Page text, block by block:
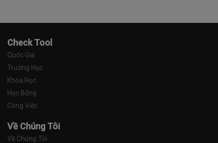
Check Tool
Quốc Gia
Trường Học
Khóa Học
Học Bổng
Công Việc
Về Chúng Tôi
Về Chúng Tôi